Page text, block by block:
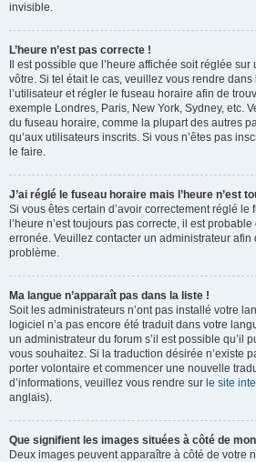
invisible.
L’heure n’est pas correcte !
Il est possible que l’heure affichée soit réglée
vôtre. Si tel était le cas, veuillez vous rendre
l’utilisateur et régler le fuseau horaire afin de
exemple Londres, Paris, New York, Sydney, etc.
du fuseau horaire, comme la plupart des autres
qu’aux utilisateurs inscrits. Si vous n’êtes pas
le faire.
J’ai réglé le fuseau horaire mais l’heure n’est
Si vous êtes certain d’avoir correctement réglé le
l’heure n’est toujours pas correcte, il est
erronée. Veuillez contacter un administrateur afin
problème.
Ma langue n’apparaît pas dans la liste !
Soit les administrateurs n’ont pas installé votre
logiciel n’a pas encore été traduit dans votre
un administrateur du forum s’il est possible qu’il
vous souhaitez. Si la traduction désirée n’existe
porter volontaire et commencer une nouvelle
d’informations, veuillez vous rendre sur le site
anglais).
Que signifient les images situées à côté de
Deux images peuvent apparaître à côté de votre